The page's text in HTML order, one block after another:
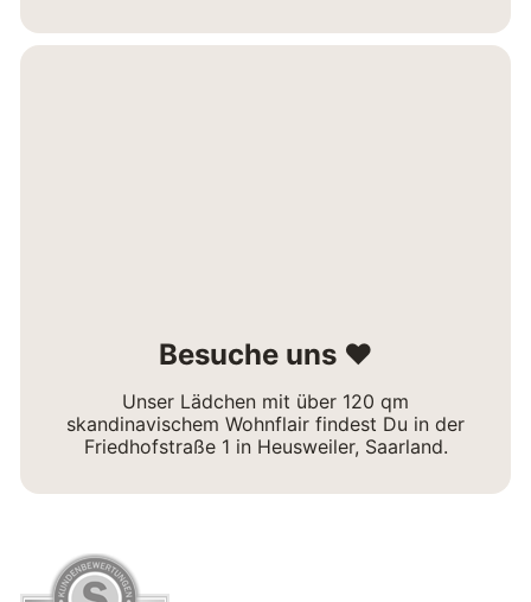
Besuche uns ❤
Unser Lädchen mit über 120 qm
skandinavischem Wohnflair findest Du in der
Friedhofstraße 1 in Heusweiler, Saarland.